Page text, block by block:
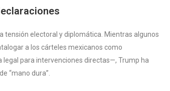
tensión electoral y diplomática. Mientras algunos
a los cárteles mexicanos como
para intervenciones directas—, Trump ha
“mano dura”.